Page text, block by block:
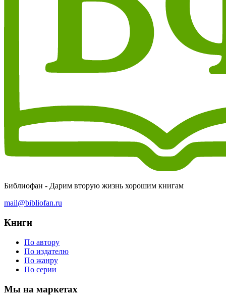
Библиофан - Дарим вторую жизнь хорошим книгам
mail@bibliofan.ru
Книги
По автору
По издателю
По жанру
По серии
Мы на маркетах